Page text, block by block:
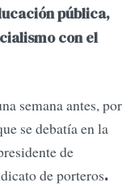
pública,
con el
semana antes, por
se debatía en la
de
de porteros.